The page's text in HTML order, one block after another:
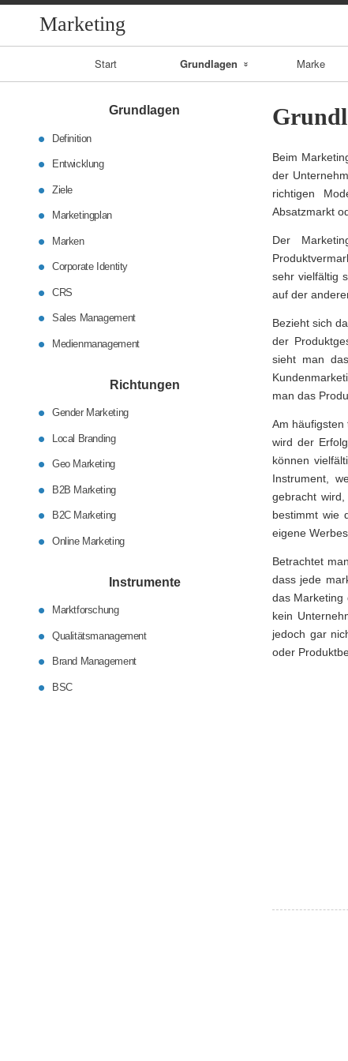
Marketing
Start Grundlagen Marke
Beim
der
richtigen
Absatzmarkt
Der
sehr vielfältig
auf der
Bezieht sich
der
sieht man
man das
Am häufigsten
wird der
können
Instrument,
gebracht
bestimmt wie
eigene
Betrachtet
dass jede
das Marketing
kein
jedoch gar
oder
Grundlagen
Definition
Entwicklung
Ziele
Marketingplan
Marken
Corporate Identity
CRS
Sales Management
Medienmanagement
Richtungen
Gender Marketing
Local Branding
Geo Marketing
B2B Marketing
B2C Marketing
Online Marketing
Instrumente
Marktforschung
Qualitätsmanagement
Brand Management
BSC